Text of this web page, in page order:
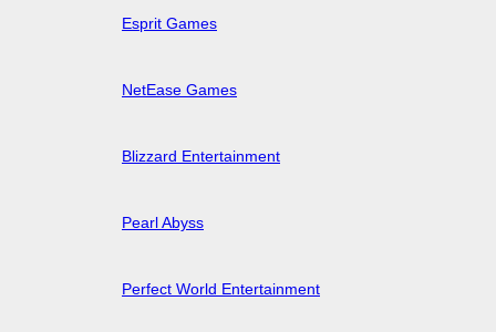
Esprit Games
NetEase Games
Blizzard Entertainment
Pearl Abyss
Perfect World Entertainment